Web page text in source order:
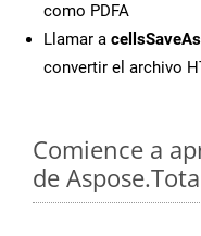
como PDFA
Llamar a
convertir el archivo
Comience a
de